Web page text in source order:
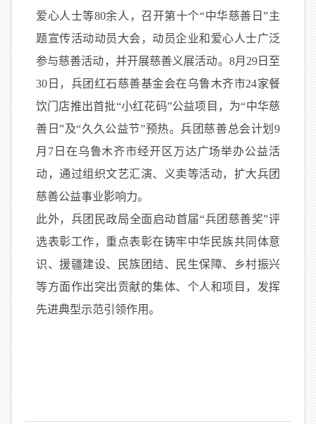
爱心人士等80余人，召开第十个“中华慈善日”主
题宣传活动动员大会，动员企业和爱心人士广泛
参与慈善活动，并开展慈善义展活动。8月29日至
30日，兵团红石慈善基金会在乌鲁木齐市24家餐
饮门店推出首批“小红花码”公益项目，为“中华慈
善日”及“久久公益节”预热。兵团慈善总会计划9
月7日在乌鲁木齐市经开区万达广场举办公益活
动，通过组织文艺汇演、义卖等活动，扩大兵团
慈善公益事业影响力。
此外，兵团民政局全面启动首届“兵团慈善奖”评
选表彰工作，重点表彰在铸牢中华民族共同体意
识、援疆建设、民族团结、民生保障、乡村振兴
等方面作出突出贡献的集体、个人和项目，发挥
先进典型示范引领作用。